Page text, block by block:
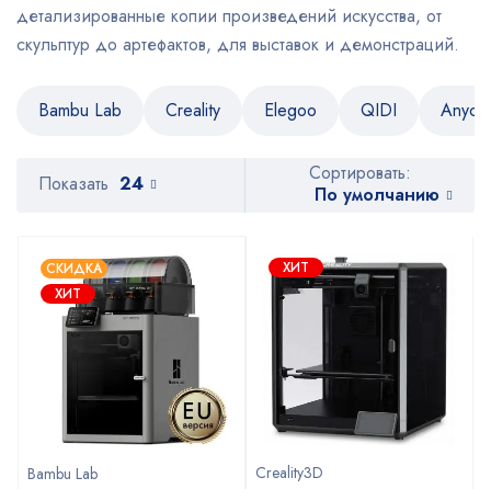
детализированные копии произведений искусства, от
скульптур до артефактов, для выставок и демонстраций.
Bambu Lab Creality Elegoo QIDI
Сортировать:
По умолчанию
Показать 24
СКИДКА
ХИТ
Bambu Lab
ХИТ
Creality3D